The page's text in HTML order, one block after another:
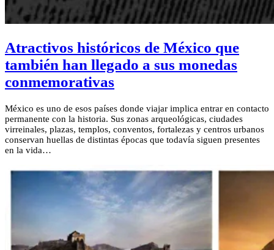
Atractivos históricos de México que
también han llegado a sus monedas
conmemorativas
México es uno de esos países donde viajar implica entrar en contacto
permanente con la historia. Sus zonas arqueológicas, ciudades
virreinales, plazas, templos, conventos, fortalezas y centros urbanos
conservan huellas de distintas épocas que todavía siguen presentes
en la vida…